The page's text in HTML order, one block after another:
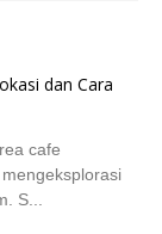
dan Cara
cafe
S...